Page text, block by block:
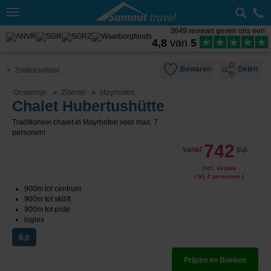
Toggle
3649 reviews geven ons een
4,8 van 5
< Zoekresultaat Bewaren Delen
Oostenrijk Zillertal Mayrhofen
Chalet Hubertushütte
Traditioneel chalet in Mayrhofen voor max. 7
personen!
vanaf 742 p.p.
incl. skipas
( bij 4 personen )
900m tot centrum
900m tot skilift
900m tot piste
logies
6,0
Prijzen en Boeken